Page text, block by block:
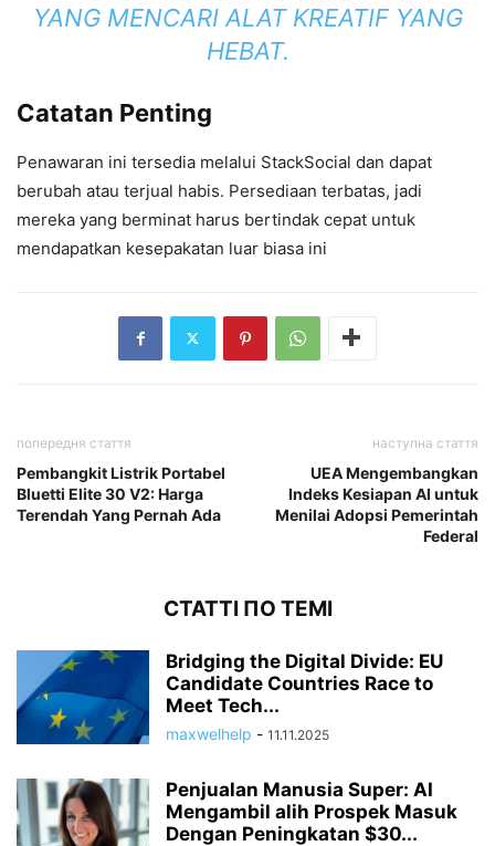
YANG MENCARI ALAT KREATIF YANG
HEBAT.
Catatan Penting
Penawaran ini tersedia melalui StackSocial dan dapat
berubah atau terjual habis. Persediaan terbatas, jadi
mereka yang berminat harus bertindak cepat untuk
mendapatkan kesepakatan luar biasa ini
попередня стаття
Pembangkit Listrik Portabel
Bluetti Elite 30 V2: Harga
Terendah Yang Pernah Ada
наступна стаття
UEA Mengembangkan
Indeks Kesiapan AI untuk
Menilai Adopsi Pemerintah
Federal
СТАТТІ ПО ТЕМІ
Bridging the Digital Divide: EU
Candidate Countries Race to
Meet Tech...
maxwelhelp - 11.11.2025
Penjualan Manusia Super: AI
Mengambil alih Prospek Masuk
Dengan Peningkatan $30...